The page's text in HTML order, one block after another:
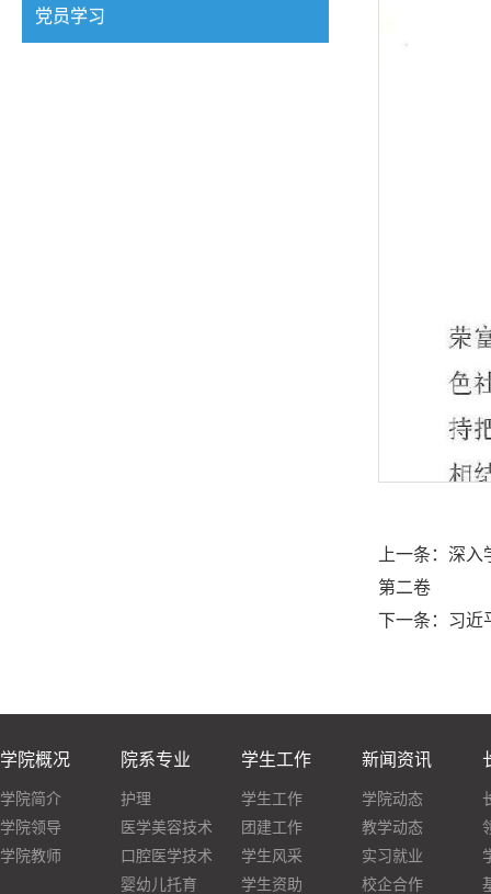
党员学习
上一条： 深入
第二卷
下一条： 习近
学院概况
学院简介
学院领导
学院教师
院系专业
护理
医学美容技术
口腔医学技术
婴幼儿托育
学生工作
学生工作
团建工作
学生风采
学生资助
新闻资讯
学院动态
教学动态
实习就业
校企合作